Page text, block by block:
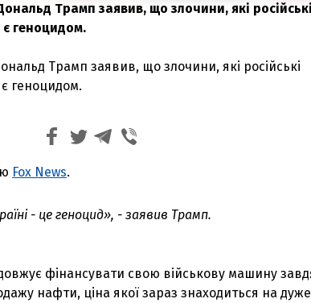
Трамп заявив, що злочини, які російські
є геноцидом.
Трамп заявив, що злочини, які російські
є геноцидом.
Fox News.
- це геноцид», - заявив Трамп.
фінансувати свою військову машину
нафти, ціна якої зараз знаходиться на дуже